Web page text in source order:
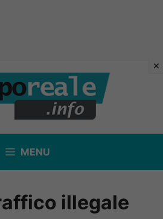
MENU
illegale